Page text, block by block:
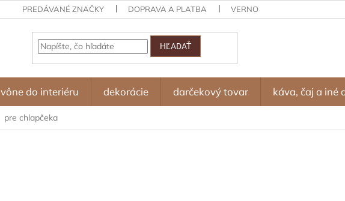
PREDÁVANÉ ZNAČKY DOPRAVA A PLATBA VERNOSTNÝ PROGRAM –
HĽADAŤ
vône do interiéru dekorácie darčekový tovar káva, čaj a iné
pre chlapčeka